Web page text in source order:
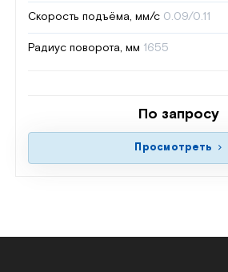
Скорость подъёма, мм/с 0.09/0.11
Радиус поворота, мм 1655
По запросу
Просмотреть